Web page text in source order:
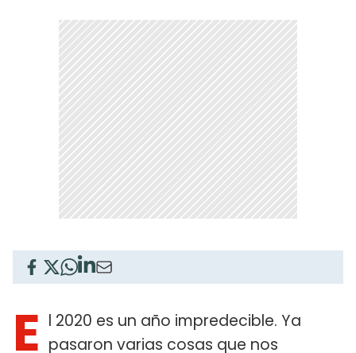
E l 2020 es un año impredecible. Ya
pasaron varias cosas que nos